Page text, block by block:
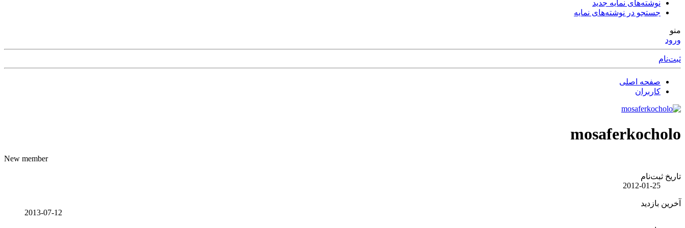
نوشته‌های نمایه جدید
جستجو در نوشته‌های نمایه
منو
ورود
ثبت‌نام
صفحه اصلی
کاربران
mosaferkocholo
New member
تاریخ ثبت‌نام
2012-01-25
آخرین بازدید
2013-07-12